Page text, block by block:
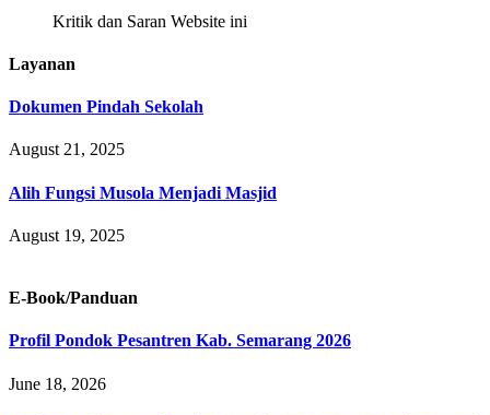
Kritik dan Saran Website ini
Layanan
Dokumen Pindah Sekolah
August 21, 2025
Alih Fungsi Musola Menjadi Masjid
August 19, 2025
E-Book/Panduan
Profil Pondok Pesantren Kab. Semarang 2026
June 18, 2026